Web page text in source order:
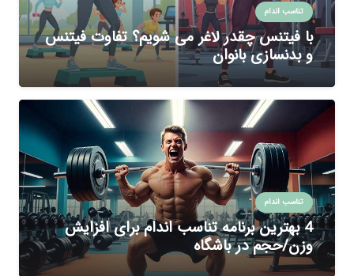
تناسب اندام
با فیتنس چقدر لاغر می شویم؟ تفاوت فیتنس
و بدنسازی بانوان
تناسب اندام
4 بهترین برنامه تناسب اندام برای افزایش
وزن/حجم در باشگاه